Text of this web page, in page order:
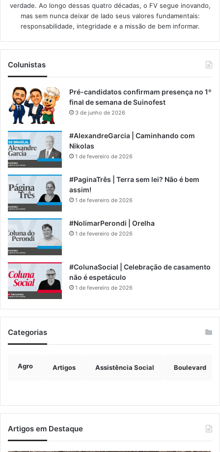
verdade. Ao longo dessas quatro décadas, o FV segue inovando,
mas sem nunca deixar de lado seus valores fundamentais:
responsabilidade, integridade e a missão de bem informar.​
Colunistas
Pré-candidatos confirmam presença no 1º
final de semana de Suinofest
3 de junho de 2026
#AlexandreGarcia | Caminhando com
Nikolas
1 de fevereiro de 2026
#PaginaTrês | Terra sem lei? Não é bem
assim!
1 de fevereiro de 2026
#NolimarPerondi | Orelha
1 de fevereiro de 2026
#ColunaSocial | Celebração de casamento
não é espetáculo
1 de fevereiro de 2026
Categorias
Agro Artigos Assistência Social Boulevard
Artigos em Destaque